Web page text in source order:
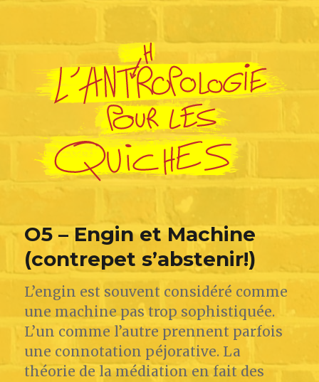
L'Anthropologie pour les Quiches
O5 – Engin et Machine
(contrepet s’abstenir!)
L’engin est souvent considéré comme
une machine pas trop sophistiquée.
L’un comme l’autre prennent parfois
une connotation péjorative. La
théorie de la médiation en fait des